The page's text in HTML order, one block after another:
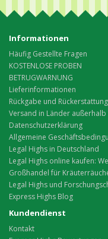
Informationen
Häufig Gestellte Fragen
KOSTENLOSE PROBEN
BETRUGWARNUNG
Lieferinformationen
Rückgabe und Rückerstattung
Versand in Länder außerhalb
Datenschutzerklärung
Allgemeine
Legal Highs in Deutschland
Legal Highs online kaufen:
Großhandel für
Legal Highs und
Express Highs Blog
Kundendienst
Kontakt